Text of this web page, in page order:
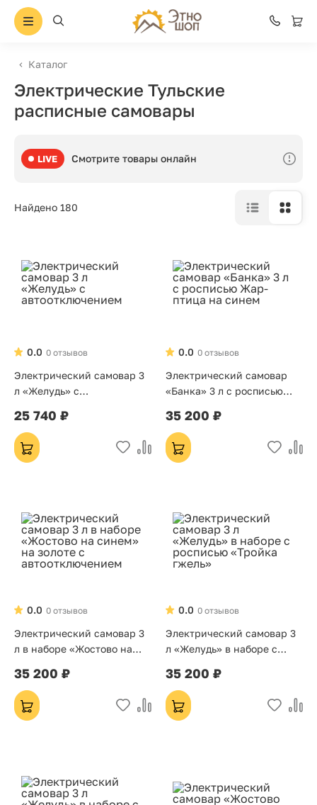
Каталог
Электрические Тульские
расписные самовары
LIVE Смотрите товары онлайн
Найдено 180
0 отзывов
0.0
Электрический самовар 3
л «Желудь» с
25 740 ₽
0 отзывов
0.0
Электрический самовар
«Банка» 3 л с росписью
35 200 ₽
0 отзывов
0.0
Электрический самовар 3
л в наборе «Жостово на
автоотключением
35 200 ₽
0 отзывов
0.0
Электрический самовар 3
л «Желудь» в наборе с
35 200 ₽